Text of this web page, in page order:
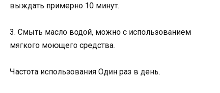
выждать примерно 10 минут.
3. Смыть масло водой, можно с использованием
мягкого моющего средства.
Частота использования Один раз в день.